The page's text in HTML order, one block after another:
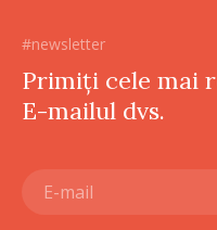
#newsletter
Primiți cele mai
E-mailul dvs.